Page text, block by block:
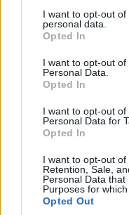
not limited to your visit
grant or deny consent
use your data for
consent section.
I want to opt-out
personal data.
Opted In
I want to opt-out
Personal Data.
Opted In
I want to opt-out
Personal Data for
Opted In
I want to opt-out of
Retention, Sale,
Personal Data
Purposes for
Opted Out